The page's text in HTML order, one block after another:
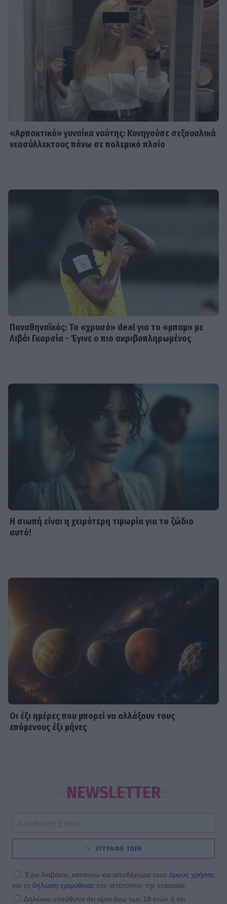
«Αρπακτικό» γυναίκα ναύτης: Κυνηγούσε σεξουαλικά
νεοσύλλεκτους πάνω σε πολεμικό πλοίο
Παναθηναϊκός: Το «χρυσό» deal για το «μπαμ» με
Λιβάι Γκαρσία - Έγινε ο πιο ακριβοπληρωμένος
Η σιωπή είναι η χειρότερη τιμωρία για το ζώδιο
αυτό!
Οι έξι ημέρες που μπορεί να αλλάξουν τους
επόμενους έξι μήνες
NEWSLETTER
ΕΓΓΡΑΦΗ ΤΩΡΑ
Έχω διαβάσει, κατανοώ και αποδέχομαι τους όρους χρήσης
και τη δήλωση εχεμύθειας του ιστοτόπου της εταιρείας
Δηλώνω υπεύθυνα ότι είμαι άνω των 18 ετών ή ότι